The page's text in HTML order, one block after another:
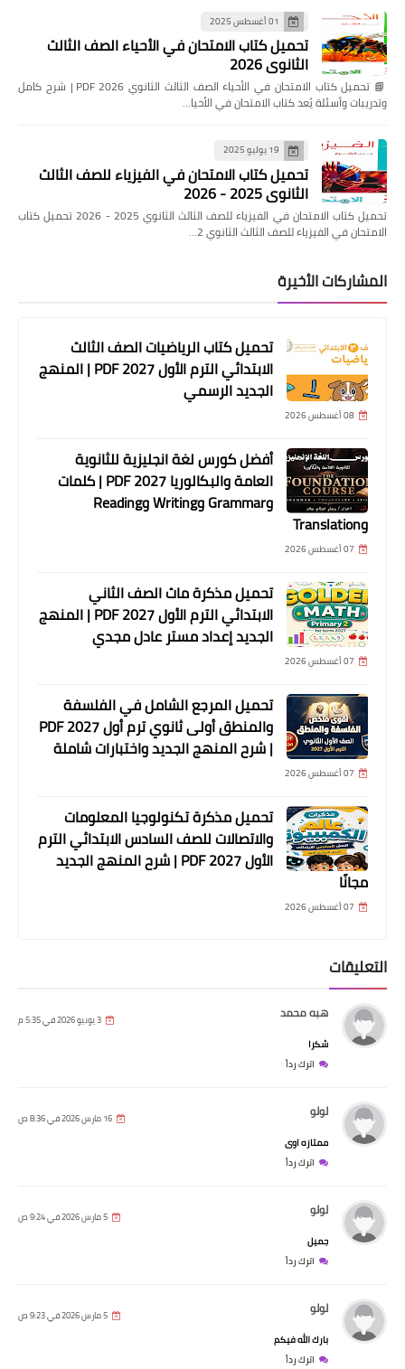
01 أغسطس 2025
تحميل كتاب الامتحان في الأحياء الصف الثالث
الثانوي 2026
📘 تحميل كتاب الامتحان في الأحياء الصف الثالث الثانوي 2026 PDF | شرح كامل
وتدريبات وأسئلة يُعد كتاب الامتحان في الأحيا…
19 يوليو 2025
تحميل كتاب الامتحان في الفيزياء للصف الثالث
الثانوي 2025 - 2026
تحميل كتاب الامتحان في الفيزياء للصف الثالث الثانوي 2025 - 2026 تحميل كتاب
الامتحان في الفيزياء للصف الثالث الثانوي 2…
المشاركات الأخيرة
تحميل كتاب الرياضيات الصف الثالث
الابتدائي الترم الأول 2027 PDF | المنهج
الجديد الرسمي
08 أغسطس 2026
أفضل كورس لغة انجليزية للثانوية
العامة والبكالوريا 2027 PDF | كلمات
وGrammar وWriting وReading
وTranslation
07 أغسطس 2026
تحميل مذكرة ماث الصف الثاني
الابتدائي الترم الأول 2027 PDF | المنهج
الجديد إعداد مستر عادل مجدي
07 أغسطس 2026
تحميل المرجع الشامل في الفلسفة
والمنطق أولى ثانوي ترم أول 2027 PDF
| شرح المنهج الجديد واختبارات شاملة
07 أغسطس 2026
تحميل مذكرة تكنولوجيا المعلومات
والاتصالات للصف السادس الابتدائي الترم
الأول 2027 PDF | شرح المنهج الجديد
مجانًا
07 أغسطس 2026
التعليقات
هبه محمد 3 يونيو 2026 في 5:35 م
شكرا
اترك رداً
لولو 16 مارس 2026 في 8:36 ص
ممتازه اوى
اترك رداً
لولو 5 مارس 2026 في 9:24 ص
جميل
اترك رداً
لولو 5 مارس 2026 في 9:23 ص
بارك الله فيكم
اترك رداً